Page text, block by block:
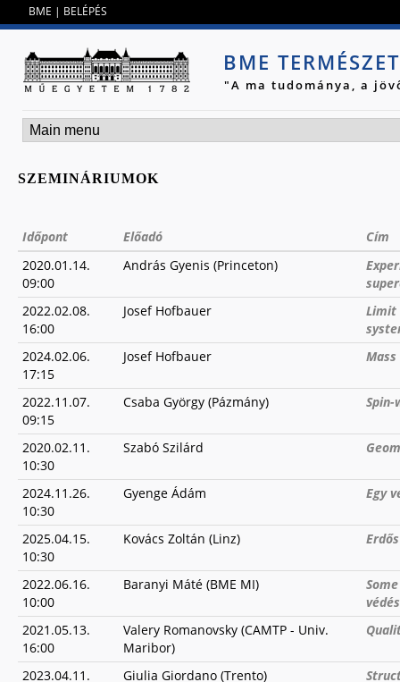
BME | BELÉPÉS
BME
"A ma tudománya, a
SZEMINÁRIUMOK
Időpont Előadó
Cím
2020.01.14.
09:00
András Gyenis (Princeton)
2022.02.08.
16:00
Josef Hofbauer
Limit
2024.02.06.
17:15
Josef Hofbauer
2022.11.07.
09:15
Csaba György (Pázmány)
2020.02.11.
10:30
Szabó Szilárd
2024.11.26.
10:30
Gyenge Ádám Egy
2025.04.15.
10:30
Kovács Zoltán (Linz)
2022.06.16.
10:00
Baranyi Máté (BME MI)
védés
2021.05.13.
16:00
Valery Romanovsky (CAMTP - Univ.
Maribor)
2023.04.11.
Giulia Giordano (Trento)